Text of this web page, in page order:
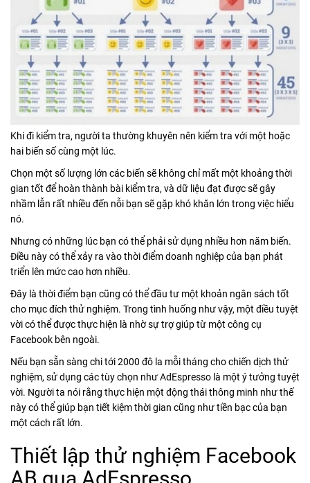
Khi đi kiểm tra, người ta thường khuyên nên kiểm tra với một hoặc
hai biến số cùng một lúc.
Chọn một số lượng lớn các biến sẽ không chỉ mất một khoảng thời
gian tốt để hoàn thành bài kiểm tra, và dữ liệu đạt được sẽ gây
nhầm lẫn rất nhiều đến nỗi bạn sẽ gặp khó khăn lớn trong việc hiểu
nó.
Nhưng có những lúc bạn có thể phải sử dụng nhiều hơn năm biến.
Điều này có thể xảy ra vào thời điểm doanh nghiệp của bạn phát
triển lên mức cao hơn nhiều.
Đây là thời điểm bạn cũng có thể đầu tư một khoản ngân sách tốt
cho mục đích thử nghiệm. Trong tình huống như vậy, một điều tuyệt
vời có thể được thực hiện là nhờ sự trợ giúp từ một công cụ
Facebook bên ngoài.
Nếu bạn sẵn sàng chi tới 2000 đô la mỗi tháng cho chiến dịch thử
nghiệm, sử dụng các tùy chọn như AdEspresso là một ý tưởng tuyệt
vời. Người ta nói rằng thực hiện một động thái thông minh như thế
này có thể giúp bạn tiết kiệm thời gian cũng như tiền bạc của bạn
một cách rất lớn.
Thiết lập thử nghiệm Facebook